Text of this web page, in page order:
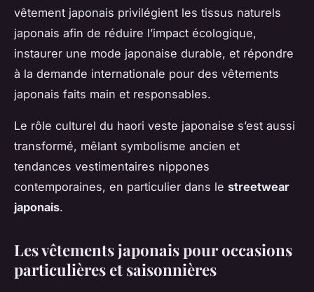
vêtement japonais privilégient les tissus naturels
japonais afin de réduire l’impact écologique,
instaurer une mode japonaise durable, et répondre
à la demande internationale pour des vêtements
japonais faits main et responsables.
Le rôle culturel du haori veste japonaise s’est aussi
transformé, mêlant symbolisme ancien et
tendances vestimentaires nippones
contemporaines, en particulier dans le streetwear
japonais.
Les vêtements japonais pour occasions
particulières et saisonnières